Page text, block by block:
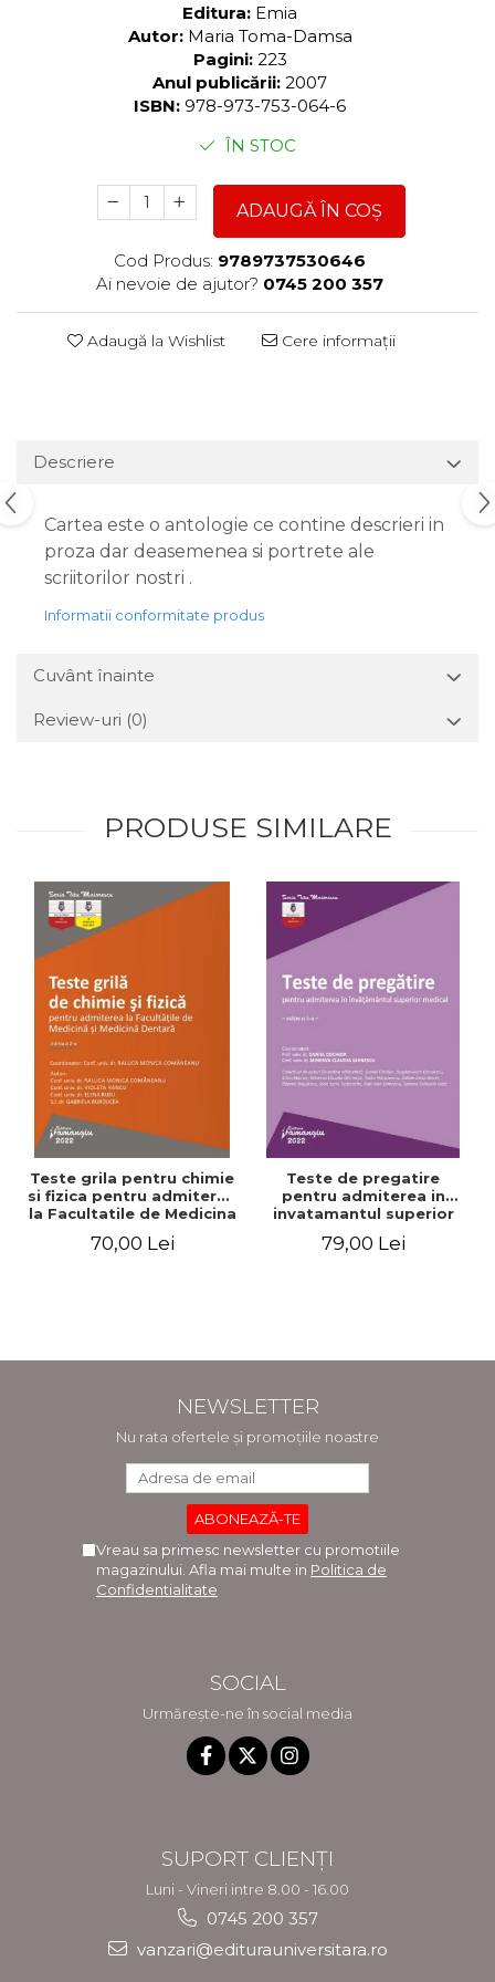
Editura: Emia
Autor: Maria Toma-Damsa
Pagini: 223
Anul publicării: 2007
ISBN: 978-973-753-064-6
ÎN STOC
ADAUGĂ ÎN COȘ
Cod Produs: 9789737530646
Ai nevoie de ajutor? 0745 200 357
Adaugă la Wishlist Cere informații
Descriere
Cartea este o antologie ce contine descrieri in
proza dar deasemenea si portrete ale
scriitorilor nostri .
Informatii conformitate produs
Cuvânt înainte
Review-uri (0)
PRODUSE SIMILARE
Teste grila pentru chimie
si fizica pentru admiterea
la Facultatile de Medicina
si Medicina Dentara.
Editia a II-a - Raluca
70,00 Lei
Teste de pregatire
pentru admiterea in
invatamantul superior
medical. Editia a V-a -
Daniel Cochior, Minerva
79,00 Lei
NEWSLETTER
Nu rata ofertele și promoțiile noastre
Vreau sa primesc newsletter cu promotiile
magazinului. Afla mai multe in Politica de
Confidentialitate
SOCIAL
Urmărește-ne în social media
SUPORT CLIENȚI
Luni - Vineri intre 8.00 - 16.00
0745 200 357
vanzari@editurauniversitara.ro